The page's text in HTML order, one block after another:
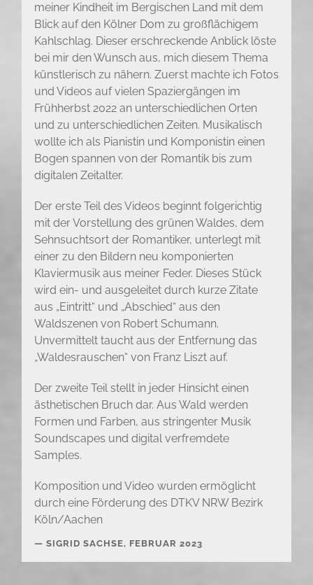
meiner Kindheit im Bergischen Land mit dem
Blick auf den Kölner Dom zu großflächigem
Kahlschlag. Dieser erschreckende Anblick löste
bei mir den Wunsch aus, mich diesem Thema
künstlerisch zu nähern. Zuerst machte ich Fotos
und Videos auf vielen Spaziergängen im
Frühherbst 2022 an unterschiedlichen Orten
und zu unterschiedlichen Zeiten. Musikalisch
wollte ich als Pianistin und Komponistin einen
Bogen spannen von der Romantik bis zum
digitalen Zeitalter.
Der erste Teil des Videos beginnt folgerichtig
mit der Vorstellung des grünen Waldes, dem
Sehnsuchtsort der Romantiker, unterlegt mit
einer zu den Bildern neu komponierten
Klaviermusik aus meiner Feder. Dieses Stück
wird ein- und ausgeleitet durch kurze Zitate
aus „Eintritt“ und „Abschied“ aus den
Waldszenen von Robert Schumann.
Unvermittelt taucht aus der Entfernung das
„Waldesrauschen“ von Franz Liszt auf.
Der zweite Teil stellt in jeder Hinsicht einen
ästhetischen Bruch dar. Aus Wald werden
Formen und Farben, aus stringenter Musik
Soundscapes und digital verfremdete
Samples.
Komposition und Video wurden ermöglicht
durch eine Förderung des DTKV NRW Bezirk
Köln/Aachen
SIGRID SACHSE, FEBRUAR 2023